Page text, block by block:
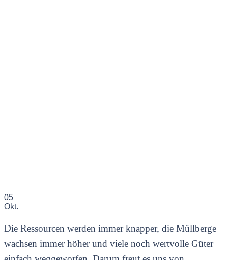
05
Okt.
Die Ressourcen werden immer knapper, die Müllberge
wachsen immer höher und viele noch wertvolle Güter